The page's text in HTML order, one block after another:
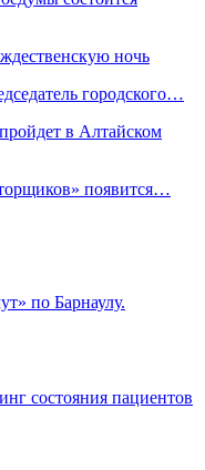
ночь
городского…
в Алтайском
появится…
по Барнаулу.
состояния пациентов